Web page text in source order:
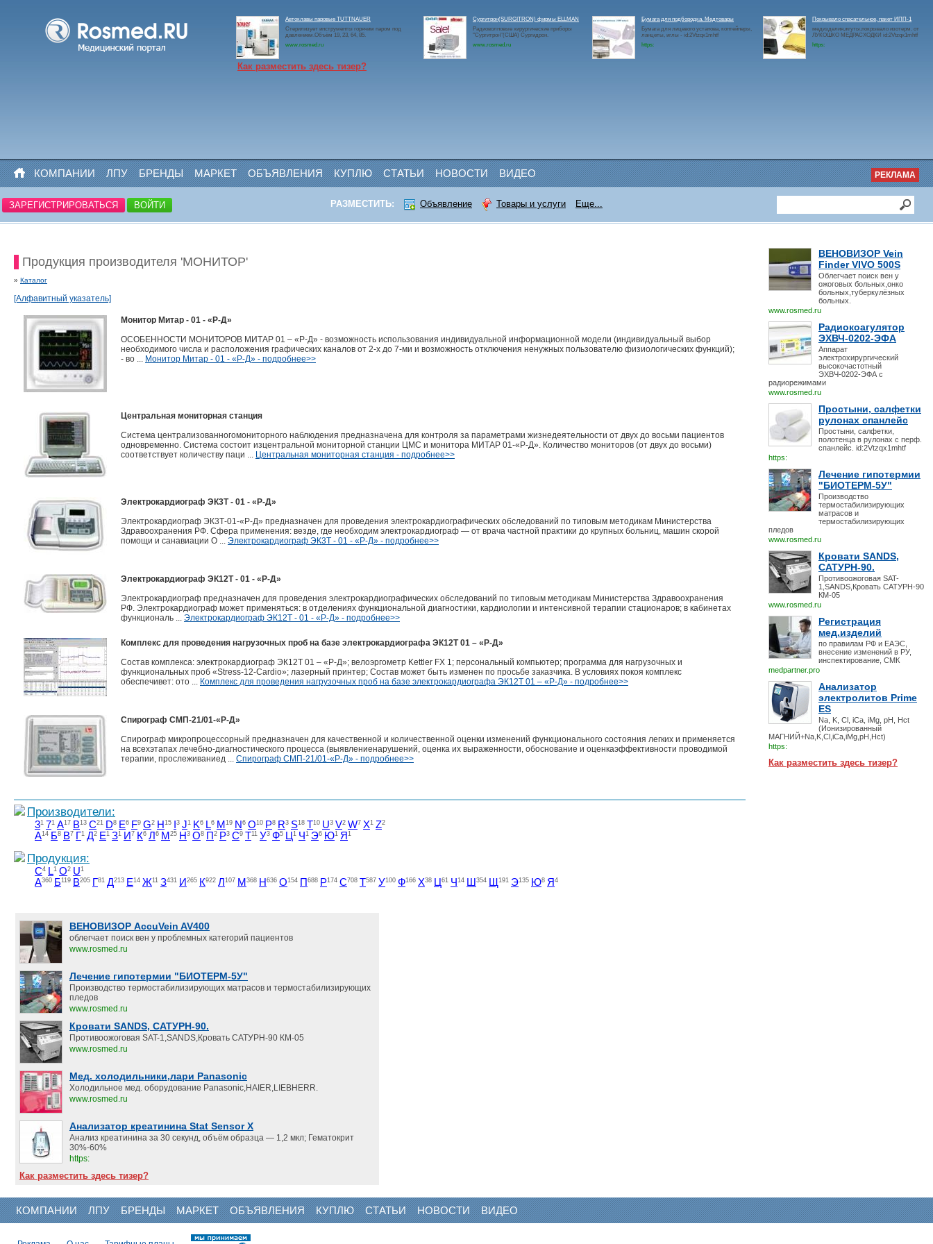
Автоклавы паровые TUTTNAUER
Стерилизует инструменты горячим паром под
давлением.Объём 19, 23, 64, 85.
www.rosmed.ru
Сургитрон(SURGITRON) фирмы ELLMAN
Радиоволновые хирургические приборы
"Сургитрон"(США) Сургидрон.
www.rosmed.ru
Бумага для подбородка. Медтовары
Бумага для лицевого установа, контейнеры,
ланцеты, иглы - id:2Vtzqx1mhtf
https:
Покрывало спасательное, пакет ИПП-1
медизделия,жгуты,покрывало изотерм. от
ЛУКОШКО МЕДРАСХОДКИ id:2Vtzqx1mhtf
https:
Как разместить здесь тизер?
КОМПАНИИ ЛПУ БРЕНДЫ МАРКЕТ ОБЪЯВЛЕНИЯ КУПЛЮ СТАТЬИ НОВОСТИ ВИДЕО РЕКЛАМА
ЗАРЕГИСТРИРОВАТЬСЯ ВОЙТИ РАЗМЕСТИТЬ: Объявление Товары и услуги Еще...
ВЕНОВИЗОР Vein
Finder VIVO 500S
Облегчает поиск вен у
ожоговых больных,онко
больных,туберкулёзных
больных.
www.rosmed.ru
Радиокоагулятор
ЭХВЧ-0202-ЭФА
Аппарат
электрохирургический
высокочастотный
ЭХВЧ-0202-ЭФА с
радиорежимами
www.rosmed.ru
Простыни, салфетки
рулонах спанлейс
Простыни, салфетки,
полотенца в рулонах с перф.
спанлейс. id:2Vtzqx1mhtf
https:
Лечение гипотермии
"БИОТЕРМ-5У"
Производство
термостабилизирующих
матрасов и
термостабилизирующих
пледов
www.rosmed.ru
Кровати SANDS,
САТУРН-90.
Противоожоговая SAT-
1,SANDS,Кровать САТУРН-90
КМ-05
www.rosmed.ru
Регистрация
мед.изделий
по правилам РФ и ЕАЭС,
внесение изменений в РУ,
инспектирование, СМК
medpartner.pro
Анализатор
электролитов Prime
ES
Na, K, Cl, iCa, iMg, pH, Hct
(Ионизированный
МАГНИЙ+Na,K,Cl,iCa,iMg,pH,Hct)
https:
Как разместить здесь тизер?
Продукция производителя 'МОНИТОР'
» Каталог
[Алфавитный указатель]
Монитор Митар - 01 - «Р-Д»
ОСОБЕННОСТИ МОНИТОРОВ МИТАР 01 – «Р-Д» - возможность использования индивидуальной информационной модели (индивидуальный выбор
необходимого числа и расположения графических каналов от 2-х до 7-ми и возможность отключения ненужных пользователю физиологических функций);
- во ... Монитор Митар - 01 - «Р-Д» - подробнее>>
Центральная мониторная станция
Система централизованногомониторного наблюдения предназначена для контроля за параметрами жизнедеятельности от двух до восьми пациентов
одновременно. Система состоит изцентральной мониторной станции ЦМС и монитора МИТАР 01-«Р-Д». Количество мониторов (от двух до восьми)
соответствует количеству паци ... Центральная мониторная станция - подробнее>>
Электрокардиограф ЭК3Т - 01 - «Р-Д»
Электрокардиограф ЭК3Т-01-«Р-Д» предназначен для проведения электрокардиографических обследований по типовым методикам Министерства
Здравоохранения РФ. Сфера применения: везде, где необходим электрокардиограф — от врача частной практики до крупных больниц, машин скорой
помощи и санавиации О ... Электрокардиограф ЭК3Т - 01 - «Р-Д» - подробнее>>
Электрокардиограф ЭК12Т - 01 - «Р-Д»
Электрокардиограф предназначен для проведения электрокардиографических обследований по типовым методикам Министерства Здравоохранения
РФ. Электрокардиограф может применяться: в отделениях функциональной диагностики, кардиологии и интенсивной терапии стационаров; в кабинетах
функциональ ... Электрокардиограф ЭК12Т - 01 - «Р-Д» - подробнее>>
Комплекс для проведения нагрузочных проб на базе электрокардиографа ЭК12Т 01 – «Р-Д»
Состав комплекса: электрокардиограф ЭК12Т 01 – «Р-Д»; велоэргометр Kettler FX 1; персональный компьютер; программа для нагрузочных и
функциональных проб «Stress-12-Cardio»; лазерный принтер; Состав может быть изменен по просьбе заказчика. В условиях покоя комплекс
обеспечивет: ото ... Комплекс для проведения нагрузочных проб на базе электрокардиографа ЭК12Т 01 – «Р-Д» - подробнее>>
Спирограф СМП-21/01-«Р-Д»
Спирограф микропроцессорный предназначен для качественной и количественной оценки изменений функционального состояния легких и применяется
на всехэтапах лечебно-диагностического процесса (выявлениенарушений, оценка их выраженности, обоснование и оценкаэффективности проводимой
терапии, прослеживаниед ... Спирограф СМП-21/01-«Р-Д» - подробнее>>
Производители:
31 71 A17 B13 C21 D8 E6 F9 G2 H 15 3 J1 K6 L6 M 19 N 6 O10 P8 R3 S18 T10 U3 V2 W7 X1 Z2
А14 Б8 В7 Г1 Д2 Е1 З1 И 7 К6 Л 6 М 25 Н 3 О8 П 2 Р3 С9 Т11 У3 Ф5 Ц 1 Ч 1 Э6 Ю1 Я 1
Продукция:
C4 L1 O2 U1
А360 Б119 В205 Г81 Д213 Е14 Ж11 З431 И 265 К922 Л 107 М 368 Н 636 О154 П 688 Р174 С708 Т587 У100 Ф166 Х38 Ц 61 Ч 14 Ш 354 Щ 191 Э135 Ю8 Я 4
ВЕНОВИЗОР AccuVein AV400
облегчает поиск вен у проблемных категорий пациентов
www.rosmed.ru
Лечение гипотермии "БИОТЕРМ-5У"
Производство термостабилизирующих матрасов и термостабилизирующих
пледов
www.rosmed.ru
Кровати SANDS, САТУРН-90.
Противоожоговая SAT-1,SANDS,Кровать САТУРН-90 КМ-05
www.rosmed.ru
Мед. холодильники,лари Panasonic
Холодильное мед. оборудование Panasonic,HAIER,LIEBHERR.
www.rosmed.ru
Анализатор креатинина Stat Sensor X
Анализ креатинина за 30 секунд, объём образца — 1,2 мкл; Гематокрит
30%-60%
https:
Как разместить здесь тизер?
КОМПАНИИ ЛПУ БРЕНДЫ МАРКЕТ ОБЪЯВЛЕНИЯ КУПЛЮ СТАТЬИ НОВОСТИ ВИДЕО